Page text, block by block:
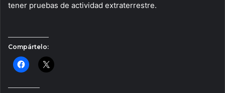
tener pruebas de actividad extraterrestre.
Compártelo: